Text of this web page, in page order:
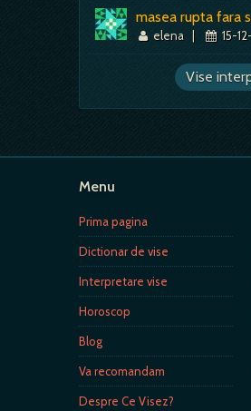
masea rupta fara
elena | 15-
Vise
Menu
Prima pagina
Dictionar de vise
Interpretare vise
Horoscop
Blog
Va recomandam
Despre Ce Visez?